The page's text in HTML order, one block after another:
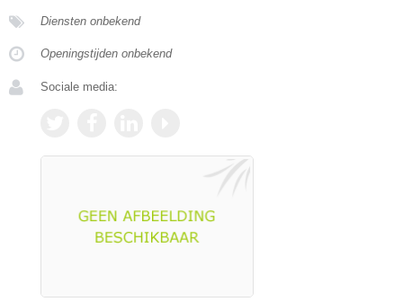
Diensten onbekend
Openingstijden onbekend
Sociale media: